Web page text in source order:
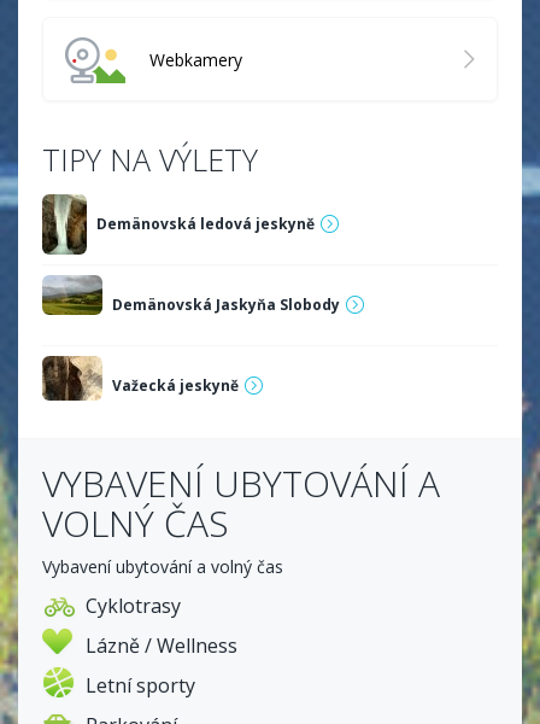
Webkamery
TIPY NA VÝLETY
Demänovská ledová jeskyně
Demänovská Jaskyňa Slobody
Važecká jeskyně
VYBAVENÍ UBYTOVÁNÍ A
VOLNÝ ČAS
Vybavení ubytování a volný čas
Cyklotrasy
Lázně / Wellness
Letní sporty